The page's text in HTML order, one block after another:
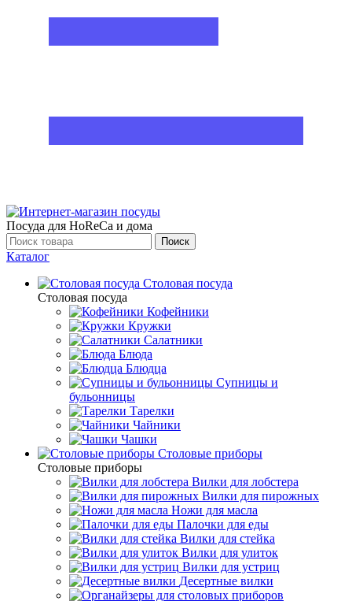
Посуда для HoReCa и дома
Поиск
Каталог
Столовая посуда
Столовая посуда
Кофейники
Кружки
Салатники
Блюда
Блюдца
Супницы и
бульонницы
Тарелки
Чайники
Чашки
Cтоловые приборы
Cтоловые приборы
Вилки для лобстера
Вилки для пирожных
Ножи для масла
Палочки для еды
Вилки для стейка
Вилки для улиток
Вилки для устриц
Десертные вилки